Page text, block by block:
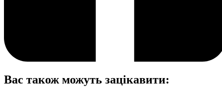
Вас також можуть зацікавити: